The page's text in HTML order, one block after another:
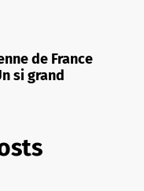
de France
si grand